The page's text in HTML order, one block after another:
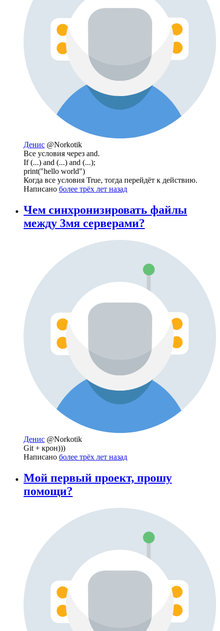
Денис @Norkotik
Все условия через and.
If (...) and (...) and (...);
print("hello world")
Когда все условия True, тогда перейдёт к действию.
Написано более трёх лет назад
Чем синхронизировать файлы
между 3мя серверами?
Денис @Norkotik
Git + крон)))
Написано более трёх лет назад
Мой первый проект, прошу
помощи?